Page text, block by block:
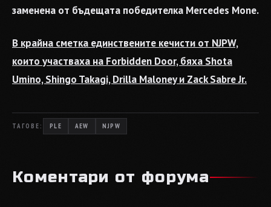
заменена от бъдещата победителка Mercedes Mone.
В крайна сметка единствените кечисти от NJPW,
които участваха на Forbidden Door, бяха Shota
Umino, Shingo Takagi, Drilla Maloney и Zack Sabre Jr.
ТАГОВЕ: PLE AEW NJPW
Коментари от форума